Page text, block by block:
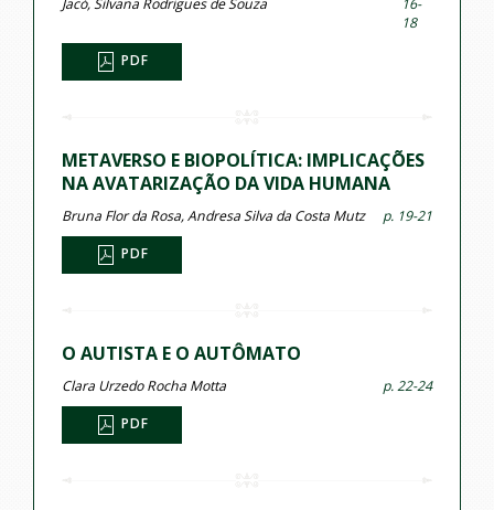
Jacó, Silvana Rodrigues de Souza
16-
18
PDF
METAVERSO E BIOPOLÍTICA: IMPLICAÇÕES
NA AVATARIZAÇÃO DA VIDA HUMANA
Bruna Flor da Rosa, Andresa Silva da Costa Mutz p. 19-21
PDF
O AUTISTA E O AUTÔMATO
Clara Urzedo Rocha Motta p. 22-24
PDF